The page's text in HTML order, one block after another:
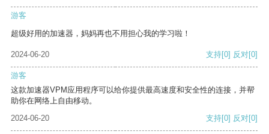
游客
超级好用的加速器，妈妈再也不用担心我的学习啦！
2024-06-20 支持[0] 反对[0]
游客
这款加速器VPM应用程序可以给你提供最高速度和安全性的连接，并帮
助你在网络上自由移动。
2024-06-20
支持[0] 反对[0]